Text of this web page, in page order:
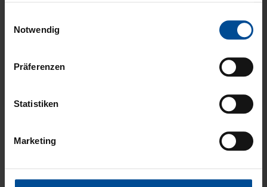
gesammelt haben.
Notwendig
Präferenzen
Statistiken
Marketing
KIDS